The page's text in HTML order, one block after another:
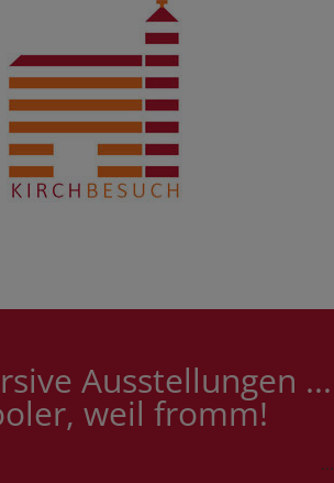
Ausstellungen ...
weil fromm!
...